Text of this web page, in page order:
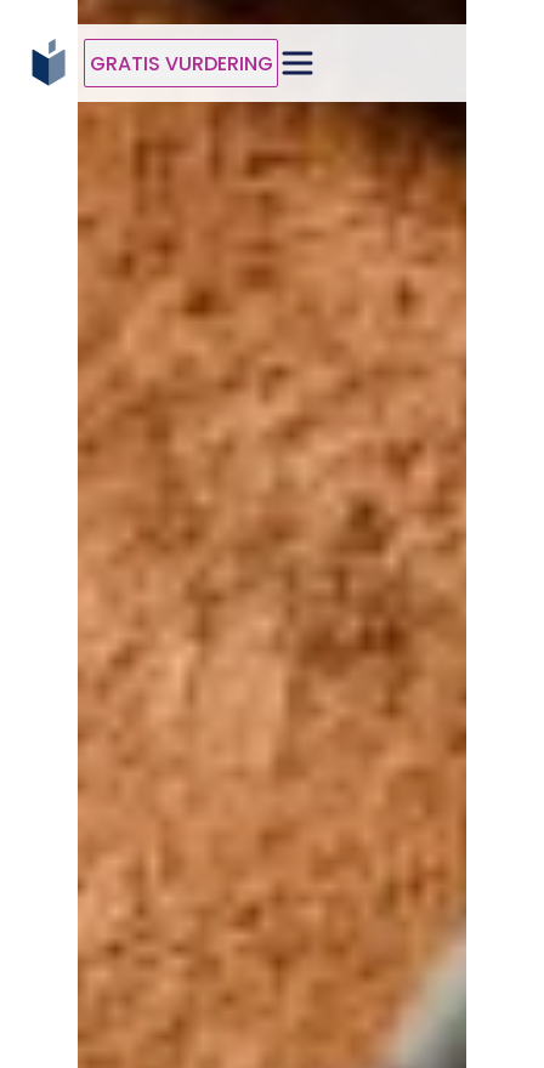
GRATIS VURDERING